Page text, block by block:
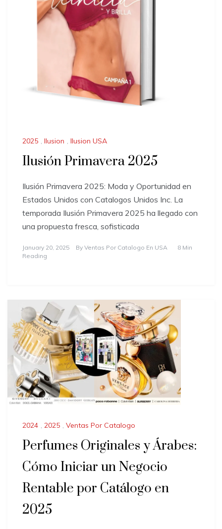
2025 , Ilusion , Ilusion USA
Ilusión Primavera 2025
Ilusión Primavera 2025: Moda y Oportunidad en
Estados Unidos con Catalogos Unidos Inc. La
temporada Ilusión Primavera 2025 ha llegado con
una propuesta fresca, sofisticada
January 20, 2025 By Ventas Por Catalogo En USA
8 Min
Reading
2024 , 2025 , Ventas Por Catalogo
Perfumes Originales y Árabes:
Cómo Iniciar un Negocio
Rentable por Catálogo en
2025